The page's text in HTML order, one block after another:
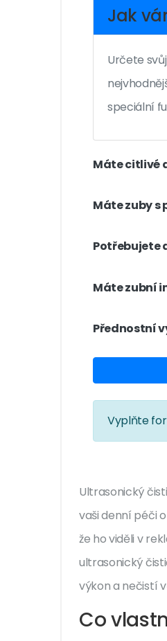
Jak
Určete
speciální
Máte citlivé
Máte zuby s
Potřebujete
Máte zubní
Přednostní
Vyplňte
Ultrasonický
vaši denní péči
že ho viděli v
ultrasonický
výkon a nečistí
Co